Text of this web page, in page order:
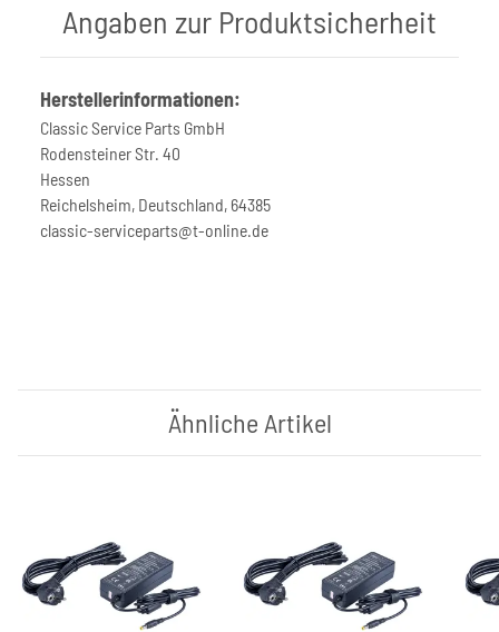
Angaben zur Produktsicherheit
Herstellerinformationen:
Classic Service Parts GmbH
Rodensteiner Str. 40
Hessen
Reichelsheim, Deutschland, 64385
classic-serviceparts@t-online.de
Ähnliche Artikel